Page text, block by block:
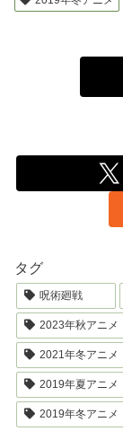
タグ
呪術廻戦
2023年秋アニメ
2021年冬アニメ
2019年夏アニメ
2019年冬アニメ